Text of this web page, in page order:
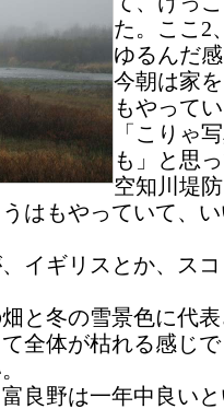
た。ここ2
ゆるんだ
今朝は家
もやって
「こりゃ
も」と思
空知川堤
はもやっていて、
イギリスとか、ス
と冬の雪景色に代
全体が枯れる感じ
良野は一年中良い